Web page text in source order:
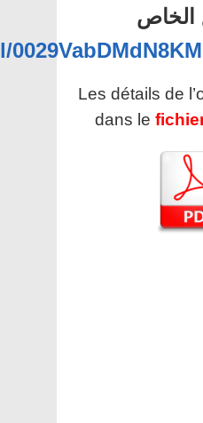
الخاص
Les détails de
dans le